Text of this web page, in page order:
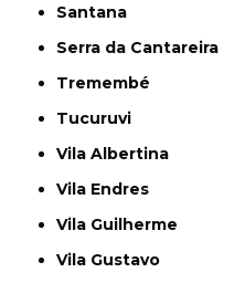
Santana
Serra da Cantareira
Tremembé
Tucuruvi
Vila Albertina
Vila Endres
Vila Guilherme
Vila Gustavo